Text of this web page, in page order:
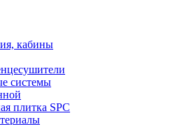
кабины
системы
плитка SPC